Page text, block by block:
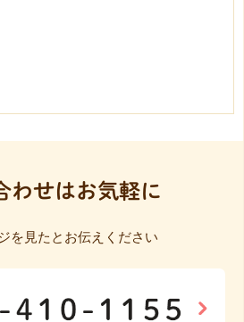
わせはお気軽に
を見たとお伝えください